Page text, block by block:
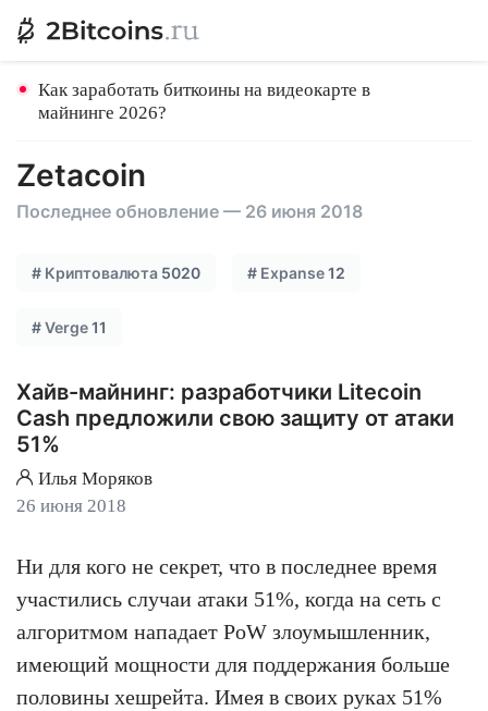
Как заработать биткоины на видеокарте в
майнинге 2026?
Zetacoin
Последнее обновление — 26 июня 2018
# Криптовалюта 5020 # Expanse12
#Verge11
Хайв-майнинг: разработчики Litecoin
Cash предложили свою защиту от атаки
51%
Илья Моряков
26 июня 2018
Ни для кого не секрет, что в последнее время
участились случаи атаки 51%, когда на сеть с
алгоритмом нападает PoW злоумышленник,
имеющий мощности для поддержания больше
половины хешрейта. Имея в своих руках 51%